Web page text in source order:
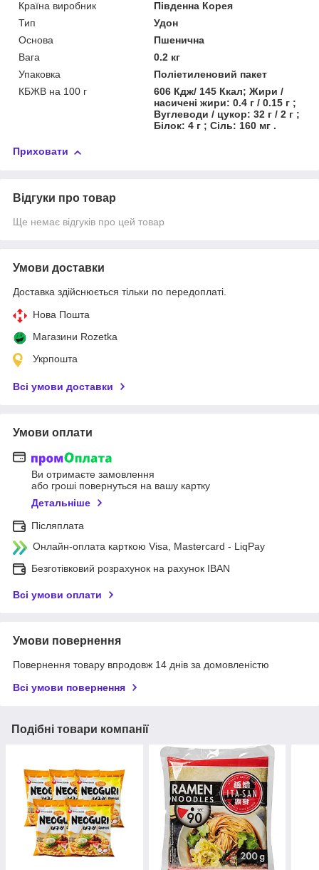
Країна виробник
Південна Корея
Тип
Удон
Основа
Пшенична
Вага
0.2 кг
Упаковка
Поліетиленовий пакет
КБЖВ на 100 г
606 Кдж/ 145 Ккал; Жири /
насичені жири: 0.4 г / 0.15 г ;
Вуглеводи / цукор: 32 г / 2 г ;
Білок: 4 г ; Сіль: 160 мг .
Приховати
Відгуки про товар
Ще немає відгуків про цей товар
Умови доставки
Доставка здійснюється тільки по передоплаті.
Нова Пошта
Магазини Rozetka
Укрпошта
Всі умови доставки
Умови оплати
Ви отримаєте замовлення
або гроші повернуться на вашу картку
Детальніше
Післяплата
Онлайн-оплата карткою Visa, Mastercard - LiqPay
Безготівковий розрахунок на рахунок IBAN
Всі умови оплати
Умови повернення
Повернення товару впродовж 14 днів за домовленістю
Всі умови повернення
Подібні товари компанії